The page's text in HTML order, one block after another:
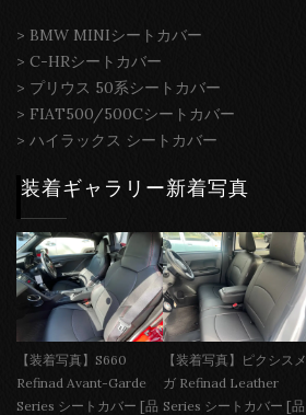
> BMW MINIシートカバー
> C-HRシートカバー
> プリウス 50系シートカバー
> FIAT500/500Cシートカバー
> ハイラックス シートカバー
装着ギャラリー新着写真
【装着写真】S660
Refinad Avant-Garde
Series シートカバー [品
【装着写真】ピクシスメ
ガ Refinad Leather
Series シートカバー [品